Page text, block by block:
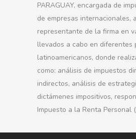
PARAGUAY, encargada de
de empresas internacionales,
representante de la firma en
llevados a cabo en diferentes
latinoamericanos, donde
como: análisis de impuestos
indirectos, análisis de
dictámenes impositivos,
Impuesto a la Renta Personal